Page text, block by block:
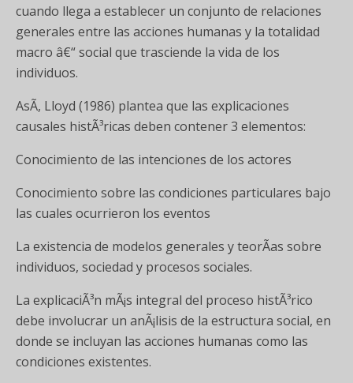
cuando llega a establecer un conjunto de relaciones
generales entre las acciones humanas y la totalidad
macro â€“ social que trasciende la vida de los
individuos.
AsÃ­, Lloyd (1986) plantea que las explicaciones
causales histÃ³ricas deben contener 3 elementos:
Conocimiento de las intenciones de los actores
Conocimiento sobre las condiciones particulares bajo
las cuales ocurrieron los eventos
La existencia de modelos generales y teorÃ­as sobre
individuos, sociedad y procesos sociales.
La explicaciÃ³n mÃ¡s integral del proceso histÃ³rico
debe involucrar un anÃ¡lisis de la estructura social, en
donde se incluyan las acciones humanas como las
condiciones existentes.